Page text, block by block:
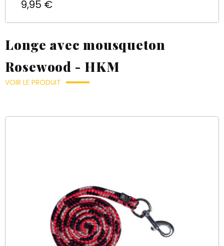
9,95 €
Longe avec mousqueton
Rosewood - HKM
VOIR LE PRODUIT